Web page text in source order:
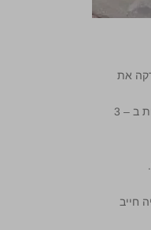
דקה את
את מסת הגבינות לתוך מסת החלבונים בהדרגה ובעדינות בעזרת לקקן מתחתית הקערה כלפי מעלה. לפחות ב – 3
חייב